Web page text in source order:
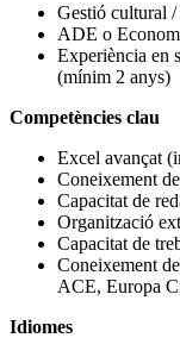
Gestió cultural
ADE o
Experiència en
(mínim 2 anys)
Competències clau
Excel avançat
Coneixement
Capacitat de
Organització
Capacitat de
Coneixement
ACE, Europa
Idiomes